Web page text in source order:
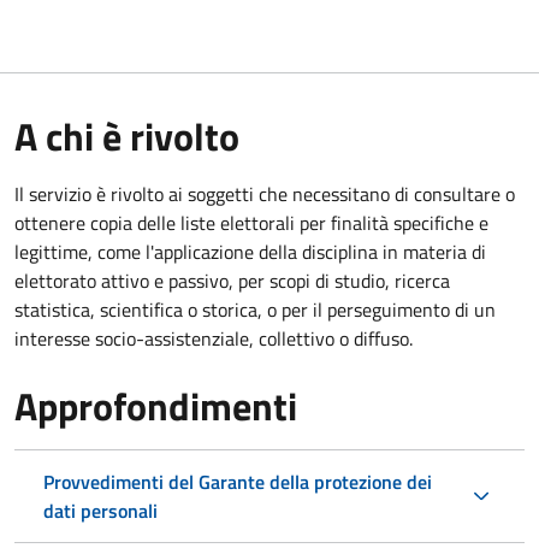
A chi è rivolto
Il servizio è rivolto ai soggetti che necessitano di consultare o
ottenere copia delle liste elettorali per finalità specifiche e
legittime, come l'applicazione della disciplina in materia di
elettorato attivo e passivo, per scopi di studio, ricerca
statistica, scientifica o storica, o per il perseguimento di un
interesse socio-assistenziale, collettivo o diffuso.
Approfondimenti
Provvedimenti del Garante della protezione dei
dati personali